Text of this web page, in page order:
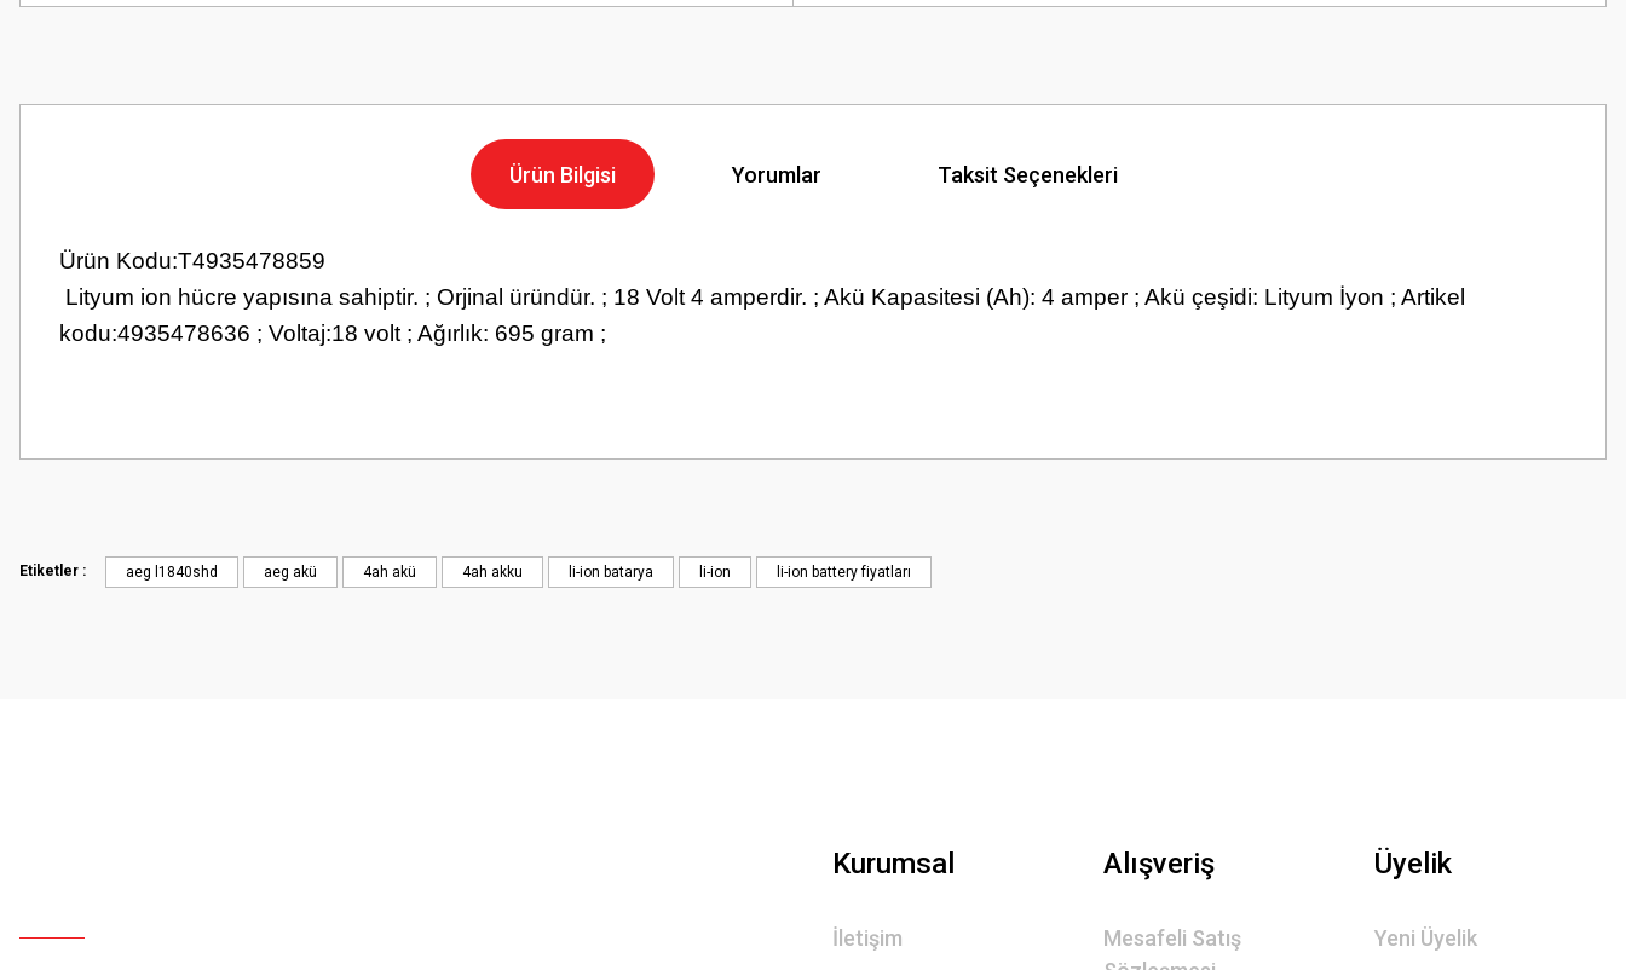
Ürün Bilgisi Yorumlar Taksit Seçenekleri
Ürün Kodu:T4935478859
Lityum ion hücre yapısına sahiptir. ; Orjinal üründür. ; 18 Volt 4 amperdir. ; Akü Kapasitesi (Ah): 4 amper ; Akü çeşidi: Lityum İyon ; Artikel
kodu:4935478636 ; Voltaj:18 volt ; Ağırlık: 695 gram ;
Etiketler : aeg l1840shd aeg akü 4ah akü 4ah akku li-ion batarya li-ion li-ion battery fiyatları
Kurumsal
İletişim
Alışveriş
Mesafeli Satış
Üyelik
Yeni Üyelik